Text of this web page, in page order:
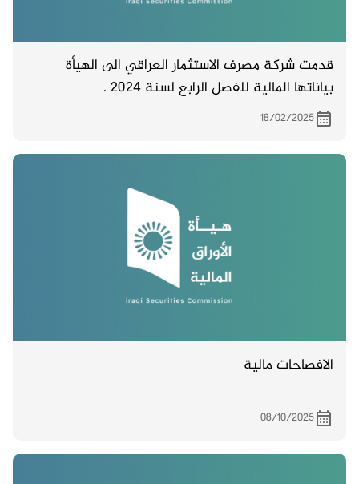
قدمت شركة مصرف الاستثمار العراقي الى الهيأة
بياناتها المالية للفصل الرابع لسنة 2024 .
18/02/2025
الافصاحات مالية
08/10/2025